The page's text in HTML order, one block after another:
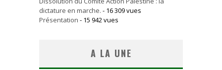
dictature en marche. - 16 309 vues
Présentation - 15 942 vues
A LA UNE